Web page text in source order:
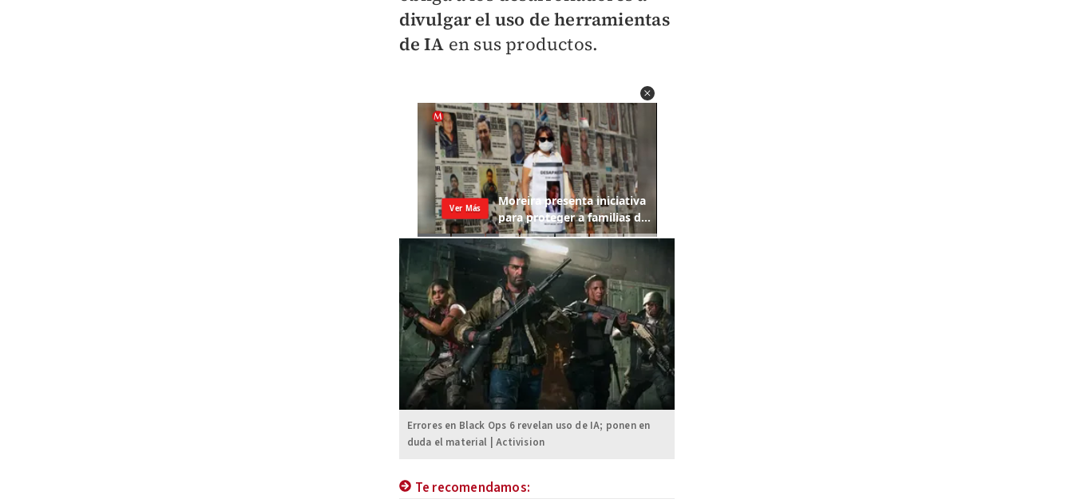
divulgar el uso de herramientas
de IA en sus productos.
Errores en Black Ops 6 revelan uso de IA; ponen en
duda el material | Activision
Te recomendamos: